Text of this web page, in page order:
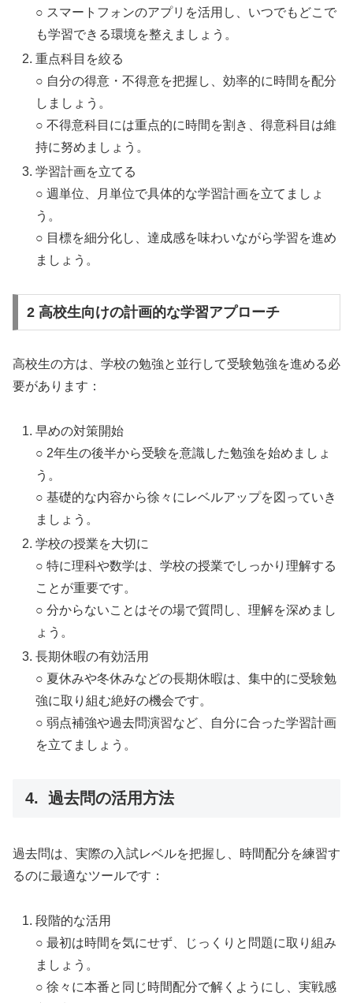
○ スマートフォンのアプリを活用し、いつでもどこで
も学習できる環境を整えましょう。
重点科目を絞る
○ 自分の得意・不得意を把握し、効率的に時間を配分
しましょう。
○ 不得意科目には重点的に時間を割き、得意科目は維
持に努めましょう。
学習計画を立てる
○ 週単位、月単位で具体的な学習計画を立てましょ
う。
○ 目標を細分化し、達成感を味わいながら学習を進め
ましょう。
2 高校生向けの計画的な学習アプローチ
高校生の方は、学校の勉強と並行して受験勉強を進める必
要があります：
早めの対策開始
○ 2年生の後半から受験を意識した勉強を始めましょ
う。
○ 基礎的な内容から徐々にレベルアップを図っていき
ましょう。
学校の授業を大切に
○ 特に理科や数学は、学校の授業でしっかり理解する
ことが重要です。
○ 分からないことはその場で質問し、理解を深めまし
ょう。
長期休暇の有効活用
○ 夏休みや冬休みなどの長期休暇は、集中的に受験勉
強に取り組む絶好の機会です。
○ 弱点補強や過去問演習など、自分に合った学習計画
を立てましょう。
4. 過去問の活用方法
過去問は、実際の入試レベルを把握し、時間配分を練習す
るのに最適なツールです：
段階的な活用
○ 最初は時間を気にせず、じっくりと問題に取り組み
ましょう。
○ 徐々に本番と同じ時間配分で解くようにし、実戦感